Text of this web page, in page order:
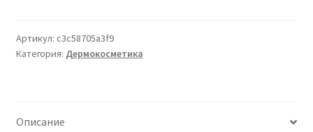
Plus
gel
Acids
Артикул: c3c58705a3f9
Категория: Дермокосметика
Описание